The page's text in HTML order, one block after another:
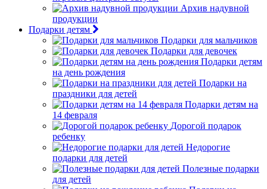
Архив надувной
продукции
Подарки детям
Подарки для мальчиков
Подарки для девочек
Подарки детям
на день рождения
Подарки на
праздники для детей
Подарки детям на
14 февраля
Дорогой подарок
ребенку
Недорогие
подарки для детей
Полезные подарки
для детей